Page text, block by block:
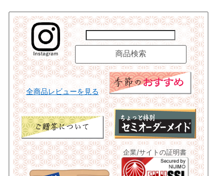
全商品レビューを見る
企業/サイトの証明書